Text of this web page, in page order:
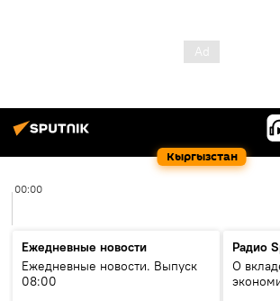
Кыргызстан
00:00
Ежедневные новости
Ежедневные новости. Выпуск
08:00
Радио
О